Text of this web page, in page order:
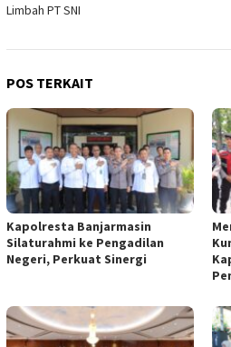
Limbah PT SNI
POS TERKAIT
Kapolresta Banjarmasin
Silaturahmi ke Pengadilan
Negeri, Perkuat Sinergi